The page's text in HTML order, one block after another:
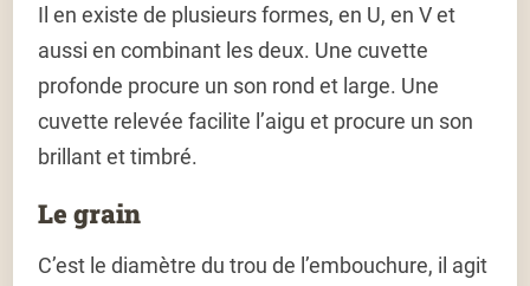
Il en existe de plusieurs formes, en U, en V et
aussi en combinant les deux. Une cuvette
profonde procure un son rond et large. Une
cuvette relevée facilite l’aigu et procure un son
brillant et timbré.
Le grain
C’est le diamètre du trou de l’embouchure, il agit